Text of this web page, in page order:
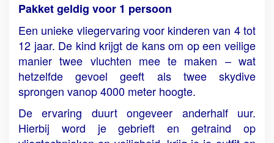
Pakket geldig voor 1 persoon
Een unieke vliegervaring voor kinderen van 4 tot
12 jaar. De kind krijgt de kans om op een veilige
manier twee vluchten mee te maken – wat
hetzelfde gevoel geeft als twee skydive
sprongen vanop 4000 meter hoogte.
De ervaring duurt ongeveer anderhalf uur.
Hierbij word je gebrieft en getraind op